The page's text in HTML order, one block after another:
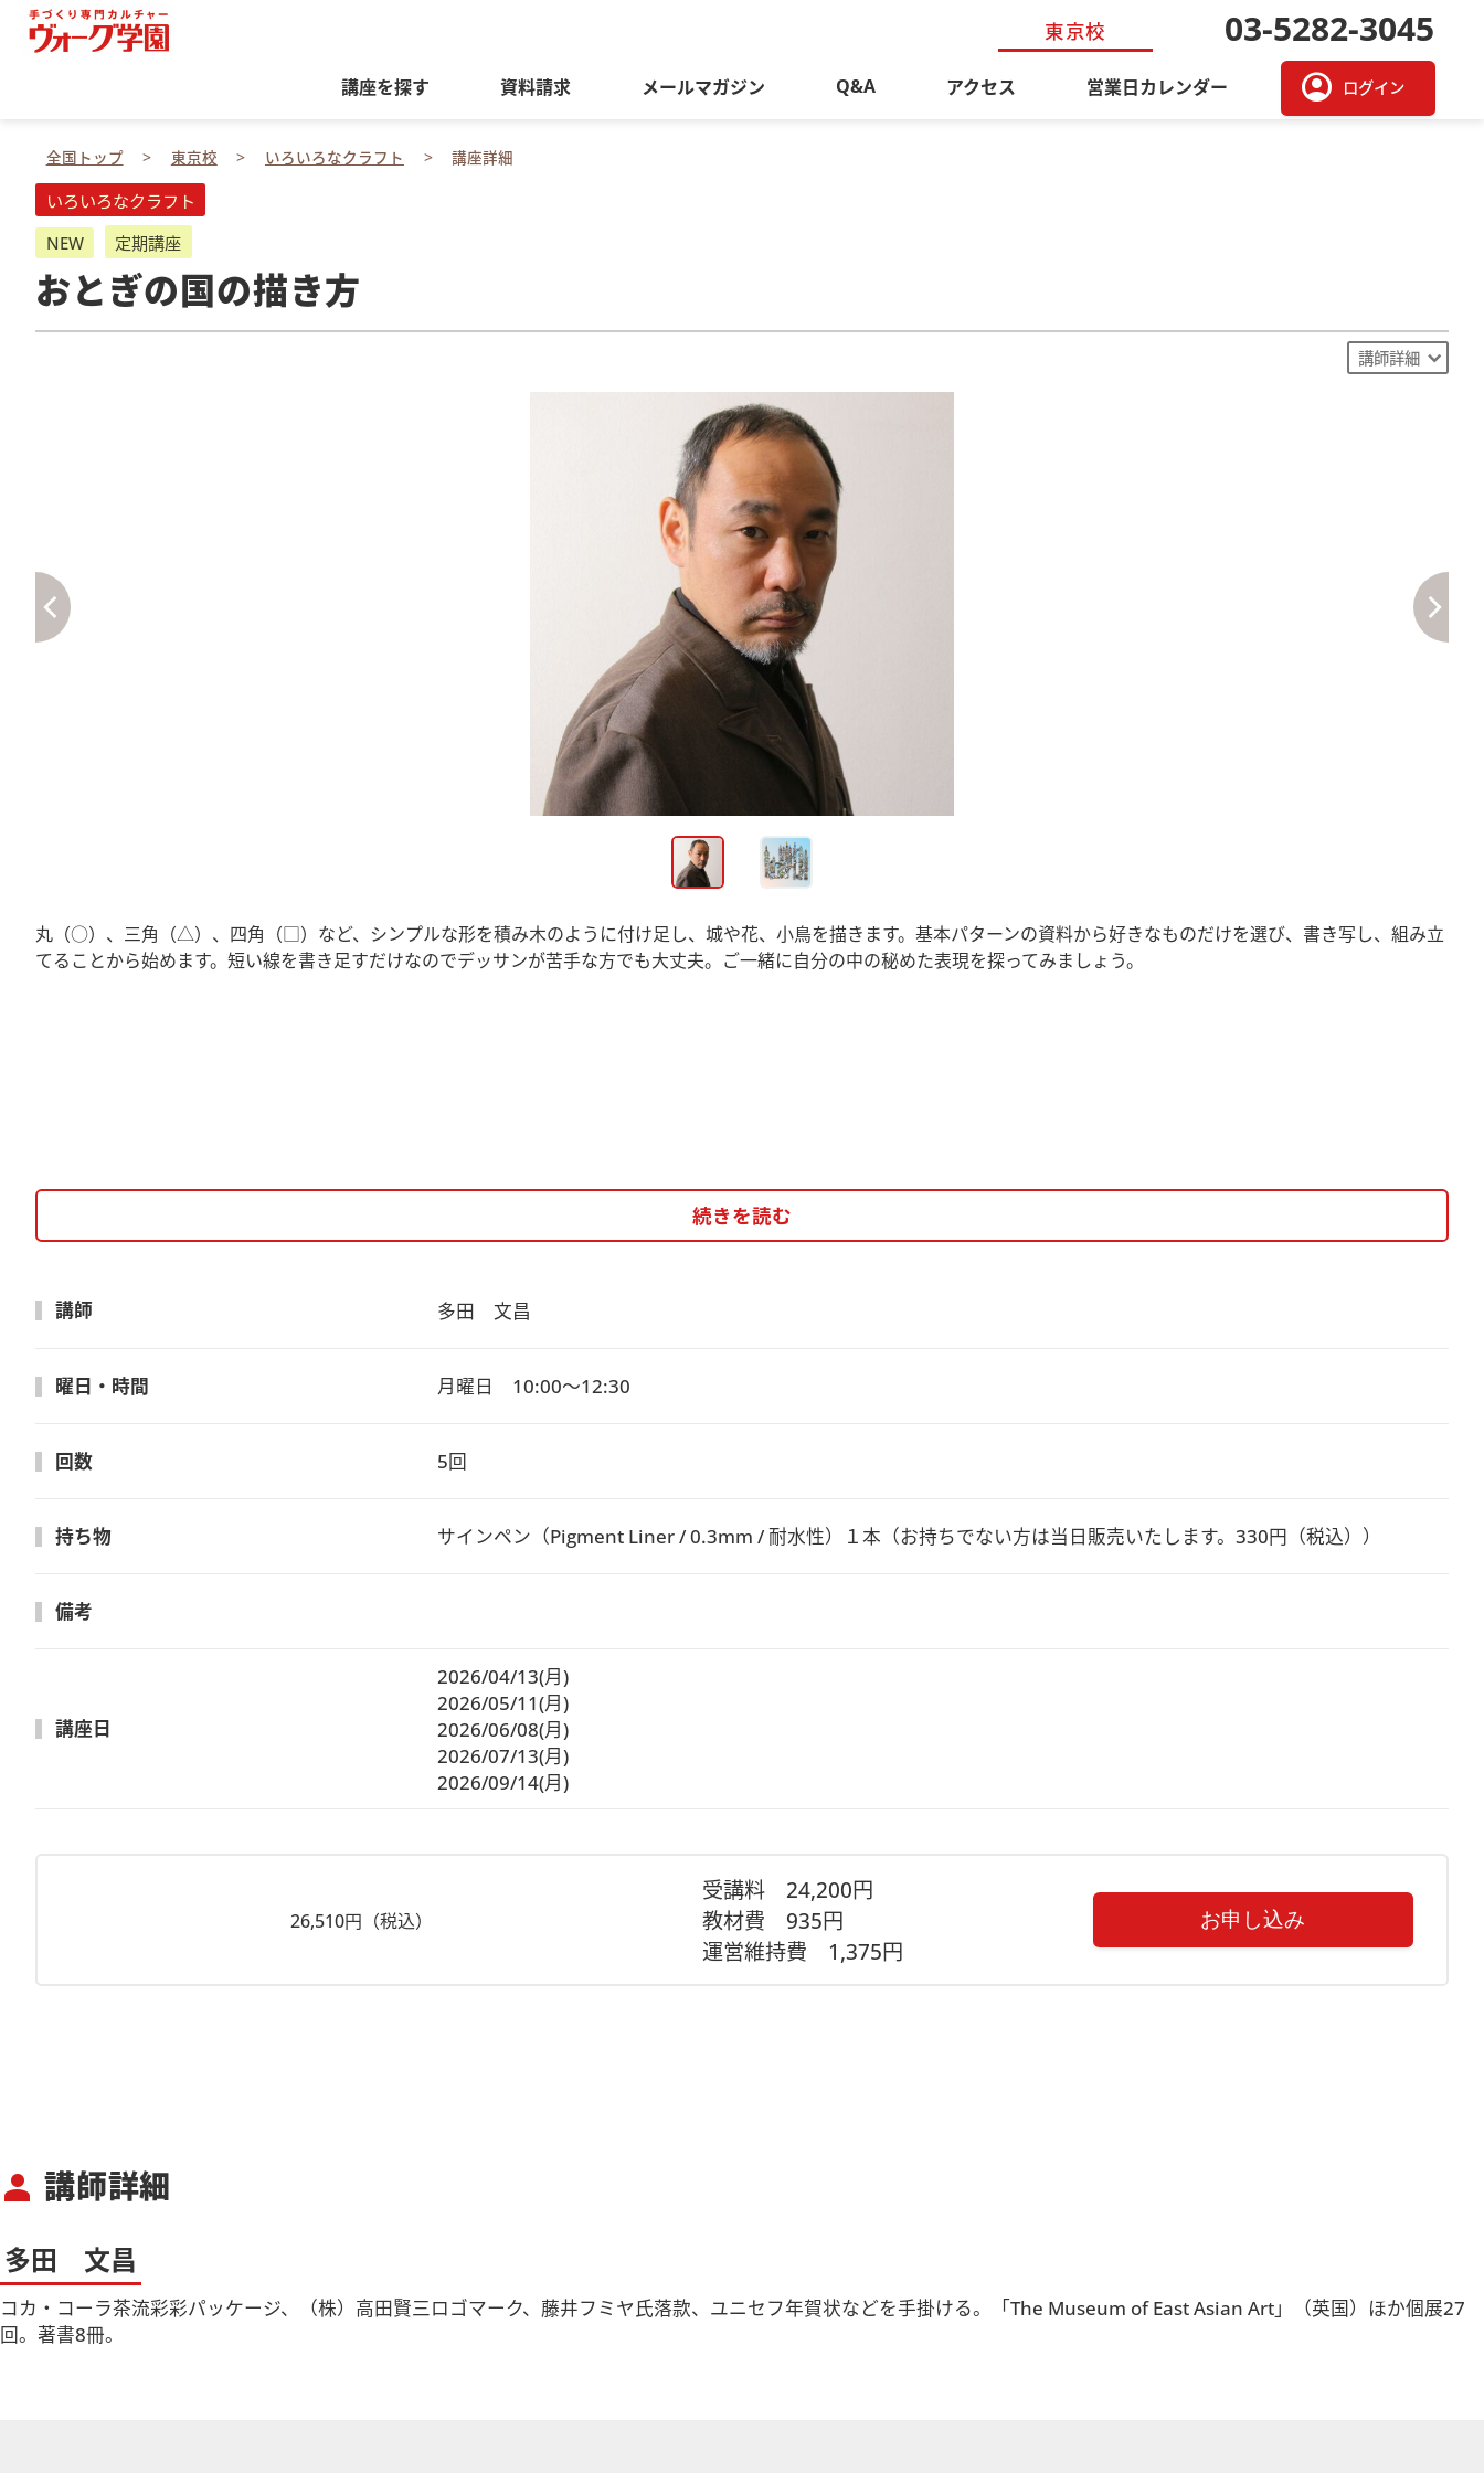
東京校 03-5282-3045
講座を探す 資料請求 メールマガジン Q&A アクセス 営業日カレンダー account_circle ログイン
全国トップ 東京校 いろいろなクラフト 講座詳細
いろいろなクラフト
NEW
定期講座
おとぎの国の描き方
講師詳細
丸（○）、三角（△）、四角（□）など、シンプルな形を積み木のように付け足し、城や花、小鳥を描きます。基本パターンの資料から好きなものだけを選び、書き写し、組み立
てることから始めます。短い線を書き足すだけなのでデッサンが苦手な方でも大丈夫。ご一緒に自分の中の秘めた表現を探ってみましょう。
続きを読む
講師 多田　文昌
曜日・時間 月曜日　10:00～12:30
回数 5回
持ち物 サインペン（Pigment Liner / 0.3mm / 耐水性）１本（お持ちでない方は当日販売いたします。330円（税込））
備考
講座日
2026/04/13(月)
2026/05/11(月)
2026/06/08(月)
2026/07/13(月)
2026/09/14(月)
26,510円（税込）
受講料 24,200円
教材費 935円
運営維持費 1,375円
お申し込み
person 講師詳細
多田 文昌
コカ・コーラ茶流彩彩パッケージ、（株）高田賢三ロゴマーク、藤井フミヤ氏落款、ユニセフ年賀状などを手掛ける。「The Museum of East Asian Art」（英国）ほか個展27
回。著書8冊。